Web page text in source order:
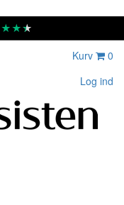
★★★
Kurv
0
Log ind